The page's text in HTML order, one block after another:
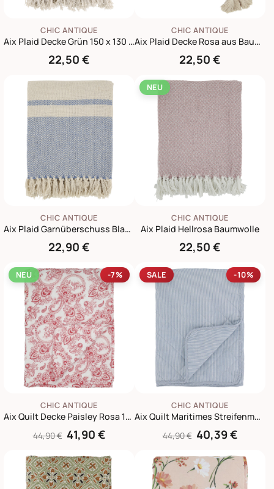
CHIC ANTIQUE
Aix Plaid Decke Grün 150 x 130 cm
22,50 €
CHIC ANTIQUE
Aix Plaid Decke Rosa aus Baumwoll-Garnüberschuss
22,50 €
CHIC ANTIQUE
Aix Plaid Garnüberschuss Blau Creme
22,90 €
NEU
CHIC ANTIQUE
Aix Plaid Hellrosa Baumwolle
22,50 €
NEU -7%
CHIC ANTIQUE
Aix Quilt Decke Paisley Rosa 180 x 130 cm
44,90 € 41,90 €
SALE -10%
CHIC ANTIQUE
Aix Quilt Maritimes Streifenmuster
44,90 € 40,39 €